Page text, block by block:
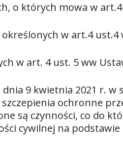
o których mowa w
w art.4 ust.4
w art. 4 ust. 5 ww
9 kwietnia 2021 r. w
ochronne
są czynności, co do
cywilnej na